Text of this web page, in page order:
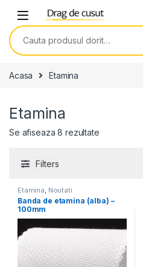
Search for:
Acasa Etamina
Etamina
Se afiseaza 8 rezultate
Filters
Etamina Noutati
Banda de etamina (alba) –
100mm